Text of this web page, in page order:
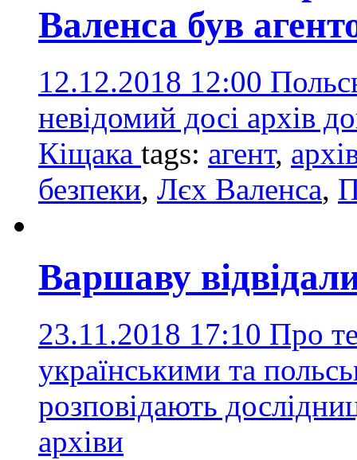
Валенса був
12.12.2018 12:00
невідомий досі архів
Кіщака tags: агент,
безпеки, Лєх Валенса,
Варшаву
23.11.2018 17:10 Про
українськими та
розповідають
архіви